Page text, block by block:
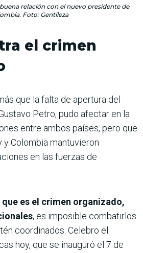
relación con el nuevo presidente de
Foto: Gentileza
el crimen
que la falta de apertura del
Petro, pudo afectar en la
entre ambos países, pero que
y Colombia mantuvieron
en las fuerzas de
es el crimen organizado,
, es imposible combatirlos
coordinados. Celebro el
hoy, que se inauguró el 7 de